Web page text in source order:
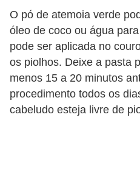
O pó de atemoia verde
óleo de coco ou água
pode ser aplicada no
os piolhos. Deixe a pasta
menos 15 a 20 minutos
procedimento todos os
cabeludo esteja livre de